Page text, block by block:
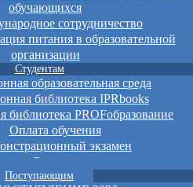
обучающихся
сотрудничество
питания в образовательной
организации
Студентам
образовательная среда
библиотека IPRbooks
библиотека PROFобразование
Оплата обучения
экзамен
Справки
Поступающим